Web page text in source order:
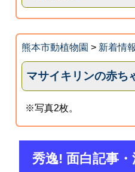
熊本市動植物園 > 新着情報
マサイキリンの赤ち
※写真2枚。
秀逸! 面白記事